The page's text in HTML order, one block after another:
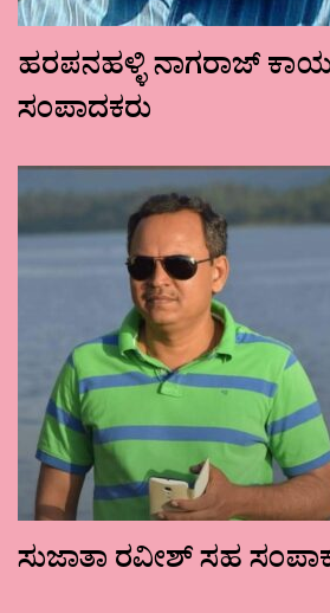
ಹರಪನಹಳ್ಳಿ ನಾಗರಾಜ್
ಸಂಪಾದಕರು
ಸುಜಾತಾ ರವೀಶ್ ಸಹ